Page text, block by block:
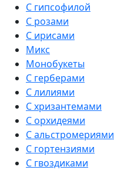
С гипсофилой
С розами
С ирисами
Микс
Монобукеты
С герберами
С лилиями
С хризантемами
С орхидеями
С альстромериями
С гортензиями
С гвоздиками